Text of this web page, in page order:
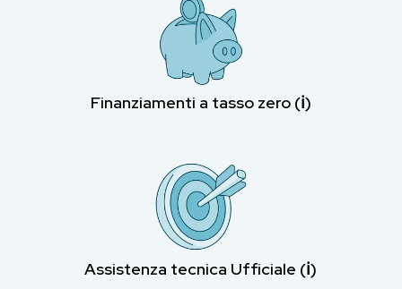
Finanziamenti a tasso zero (ℹ︎)
Assistenza tecnica Ufficiale (ℹ︎)